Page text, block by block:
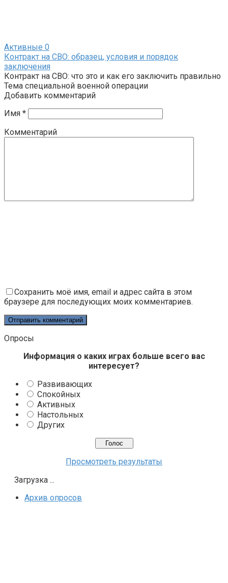
Активные 0
Контракт на СВО: образец, условия и порядок
заключения
Контракт на СВО: что это и как его заключить правильно
Тема специальной военной операции
Добавить комментарий
Имя *
Комментарий
Сохранить моё имя, email и адрес сайта в этом
браузере для последующих моих комментариев.
Опросы
Информация о каких играх больше всего вас
интересует?
Развивающих
Спокойных
Активных
Настольных
Других
Просмотреть результаты
Загрузка ...
Архив опросов